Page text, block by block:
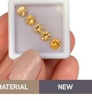
NEW